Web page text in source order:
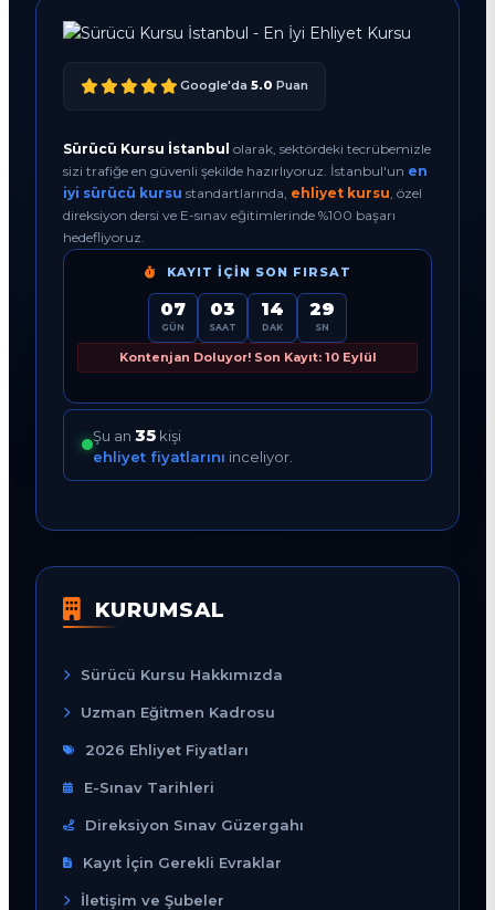
Google'da 5.0 Puan
Sürücü Kursu İstanbul olarak, sektördeki tecrübemizle
sizi trafiğe en güvenli şekilde hazırlıyoruz. İstanbul'un en
iyi sürücü kursu standartlarında, ehliyet kursu , özel
direksiyon dersi ve E-sınav eğitimlerinde %100 başarı
hedefliyoruz.
KAYIT İÇIN SON FIRSAT
07
GÜN
03
SAAT
14
DAK
28
SN
Kontenjan Doluyor! Son Kayıt: 10 Eylül
Şu an 35 kişi
ehliyet fiyatlarını inceliyor.
KURUMSAL
Sürücü Kursu Hakkımızda
Uzman Eğitmen Kadrosu
2026 Ehliyet Fiyatları
E-Sınav Tarihleri
Direksiyon Sınav Güzergahı
Kayıt İçin Gerekli Evraklar
İletişim ve Şubeler